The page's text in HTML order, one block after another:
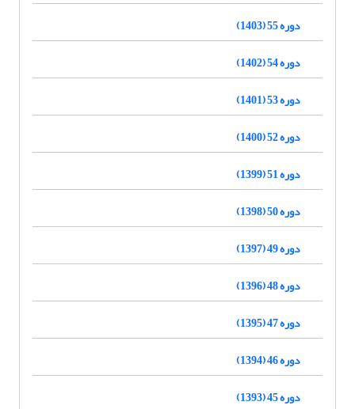
دوره 55 (1403)
دوره 54 (1402)
دوره 53 (1401)
دوره 52 (1400)
دوره 51 (1399)
دوره 50 (1398)
دوره 49 (1397)
دوره 48 (1396)
دوره 47 (1395)
دوره 46 (1394)
دوره 45 (1393)